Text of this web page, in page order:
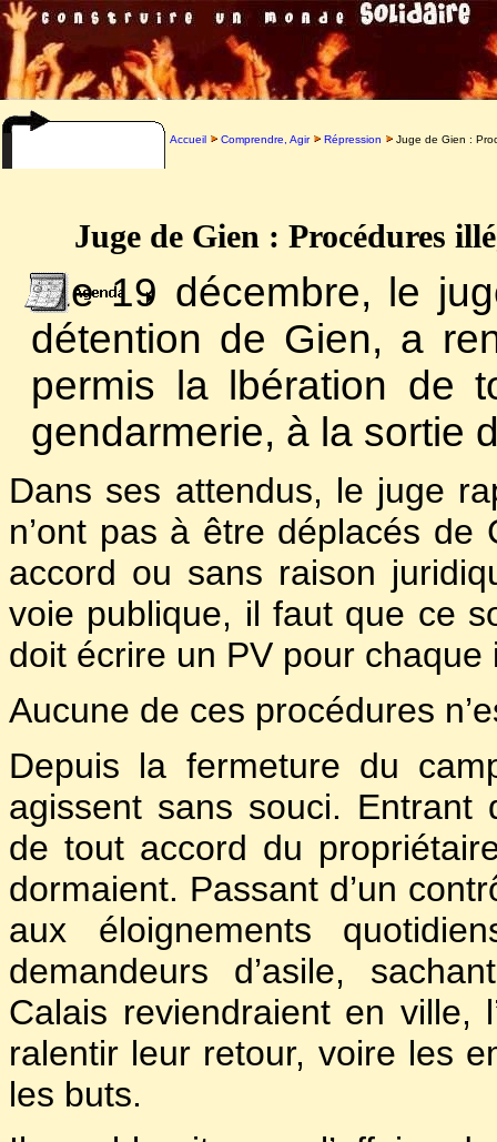
Accueil Comprendre, Agir Répression Juge de Gien :
Juge de Gien : Procédures
Le 19 décembre, le
détention de Gien, a
permis la lbération de
gendarmerie, à la sortie
Dans ses attendus, le juge
n’ont pas à être déplacés
accord ou sans raison
voie publique, il faut que ce
doit écrire un PV pour chaque
Aucune de ces procédures
Depuis la fermeture du
agissent sans souci.
de tout accord du
dormaient. Passant d’un
aux éloignements
demandeurs d’asile,
Calais reviendraient en ville,
ralentir leur retour, voire les
les buts.